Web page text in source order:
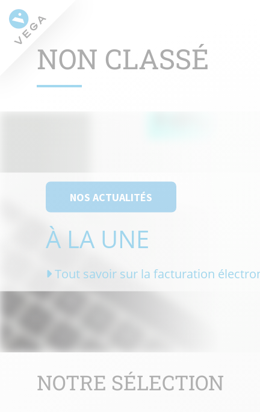
NON CLASSÉ
NOS ACTUALITÉS
À LA UNE
Tout savoir sur la facturation
NOTRE SÉLECTION